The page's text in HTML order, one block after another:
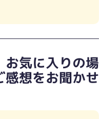
お気に入りの場
想をお聞かせ